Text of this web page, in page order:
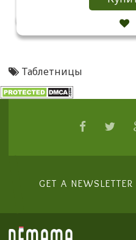
Таблетницы
GET A NEWSLETTER